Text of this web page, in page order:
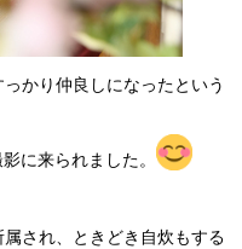
かり仲良しになったという
に来られました。
され、ときどき自炊もする